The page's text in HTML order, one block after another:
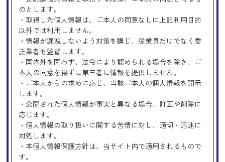
のとします。
・取得した個人情報は、ご本人の同意なしに上記利用目的
以外では利用しません。
・情報が漏洩しないよう対策を講じ、従業員だけでなく委
託業者も監督します。
・国内外を問わず、法令により認められる場合を除き、ご
本人の同意を得ずに第三者に情報を提供しません。
・ご本人からの求めに応じ、当該ご本人の個人情報を開示
します。
・公開された個人情報が事実と異なる場合、訂正や削除に
応じます。
・個人情報の取り扱いに関する苦情に対し、適切・迅速に
対処します。
・本個人情報保護方針は、当サイト内で適用されるもので
す。